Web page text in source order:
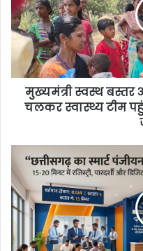
मुख्यमंत्री स्वस्थ बस्तर
चलकर स्वास्थ्य टीम